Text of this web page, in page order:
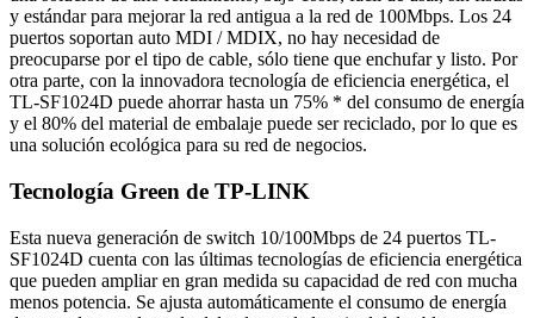
y estándar para mejorar la red antigua a la red de 100Mbps. Los 24
puertos soportan auto MDI / MDIX, no hay necesidad de
preocuparse por el tipo de cable, sólo tiene que enchufar y listo. Por
otra parte, con la innovadora tecnología de eficiencia energética, el
TL-SF1024D puede ahorrar hasta un 75% * del consumo de energía
y el 80% del material de embalaje puede ser reciclado, por lo que es
una solución ecológica para su red de negocios.
Tecnología Green de TP-LINK
Esta nueva generación de switch 10/100Mbps de 24 puertos TL-
SF1024D cuenta con las últimas tecnologías de eficiencia energética
que pueden ampliar en gran medida su capacidad de red con mucha
menos potencia. Se ajusta automáticamente el consumo de energía